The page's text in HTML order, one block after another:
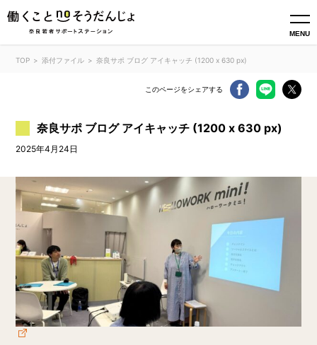
MENU
TOP 添付ファイル 奈良サポ ブログ アイキャッチ (1200 x 630 px)
このページをシェアする
奈良サポ ブログ アイキャッチ (1200 x 630 px)
2025年4月24日